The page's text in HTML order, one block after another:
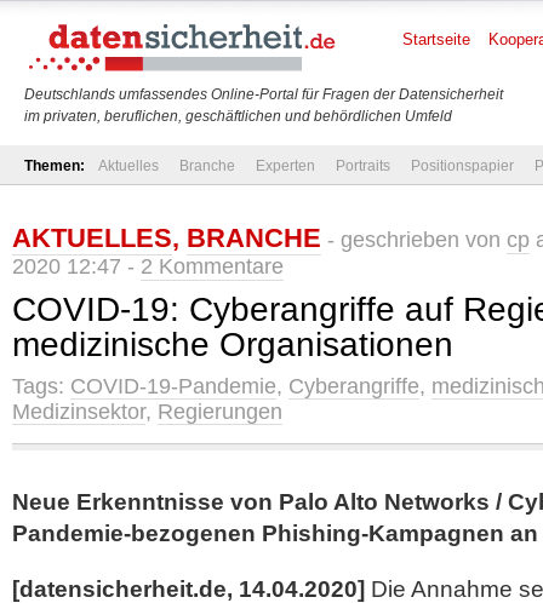
Deutschlands umfassendes Online-Portal für Fragen der Datensicherheit
im privaten, beruflichen, geschäftlichen und behördlichen Umfeld
Startseite
Themen: Aktuelles Branche Experten Portraits Positionspapier
AKTUELLES, BRANCHE - geschrieben von cp
2020 12:47 - 2 Kommentare
COVID-19: Cyberangriffe auf
medizinische Organisationen
Tags: COVID-19-Pandemie, Cyberangriffe,
Medizinsektor, Regierungen
Neue Erkenntnisse von Palo Alto Networks /
Pandemie-bezogenen Phishing-Kampagnen an
[datensicherheit.de, 14.04.2020] Die Annahme